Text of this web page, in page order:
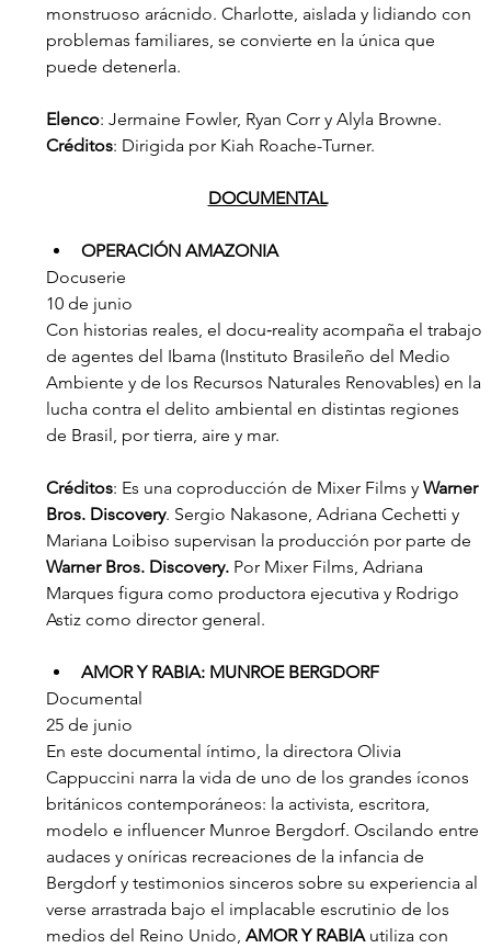
monstruoso arácnido. Charlotte, aislada y lidiando con
problemas familiares, se convierte en la única que
puede detenerla.
Elenco: Jermaine Fowler, Ryan Corr y Alyla Browne.
Créditos: Dirigida por Kiah Roache-Turner.
DOCUMENTAL
OPERACIÓN AMAZONIA
Docuserie
10 de junio
Con historias reales, el docu‑reality acompaña el trabajo
de agentes del Ibama (Instituto Brasileño del Medio
Ambiente y de los Recursos Naturales Renovables) en la
lucha contra el delito ambiental en distintas regiones
de Brasil, por tierra, aire y mar.
Créditos: Es una coproducción de Mixer Films y Warner
Bros. Discovery. Sergio Nakasone, Adriana Cechetti y
Mariana Loibiso supervisan la producción por parte de
Warner Bros. Discovery. Por Mixer Films, Adriana
Marques figura como productora ejecutiva y Rodrigo
Astiz como director general.
AMOR Y RABIA: MUNROE BERGDORF
Documental
25 de junio
En este documental íntimo, la directora Olivia
Cappuccini narra la vida de uno de los grandes íconos
británicos contemporáneos: la activista, escritora,
modelo e influencer Munroe Bergdorf. Oscilando entre
audaces y oníricas recreaciones de la infancia de
Bergdorf y testimonios sinceros sobre su experiencia al
verse arrastrada bajo el implacable escrutinio de los
medios del Reino Unido, AMOR Y RABIA utiliza con